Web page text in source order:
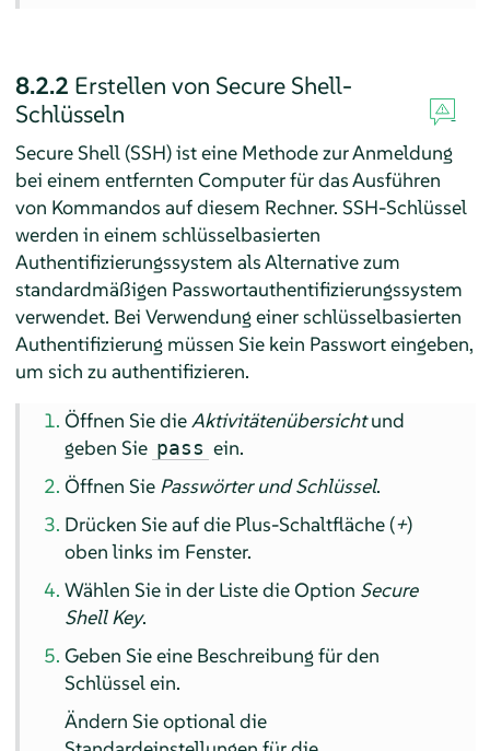
8.2.2 Erstellen von Secure Shell-
Schlüsseln
Secure Shell (SSH) ist eine Methode zur Anmeldung
bei einem entfernten Computer für das Ausführen
von Kommandos auf diesem Rechner. SSH-Schlüssel
werden in einem schlüsselbasierten
Authentifizierungssystem als Alternative zum
standardmäßigen Passwortauthentifizierungssystem
verwendet. Bei Verwendung einer schlüsselbasierten
Authentifizierung müssen Sie kein Passwort eingeben,
um sich zu authentifizieren.
Öffnen Sie die Aktivitätenübersichtund
geben Sie pass ein.
Öffnen Sie Passwörter und Schlüssel.
Drücken Sie auf die Plus-Schaltfläche (+)
oben links im Fenster.
Wählen Sie in der Liste die Option Secure
Shell Key.
Geben Sie eine Beschreibung für den
Schlüssel ein.
Ändern Sie optional die